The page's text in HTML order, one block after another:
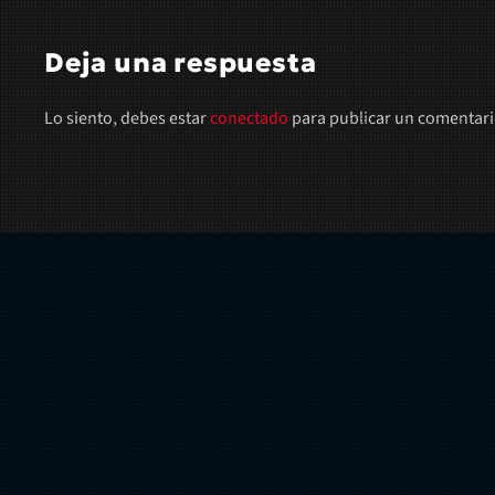
Deja una respuesta
Lo siento, debes estarconectado para publicar un